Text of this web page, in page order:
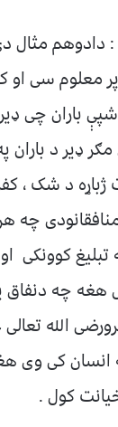
: دادوهم مثال
معلوم سی او
باران چی
ډیر د
ژباړه د شک
کوونکی
هغه چه
الله تعالی
په انسان کی
کول .